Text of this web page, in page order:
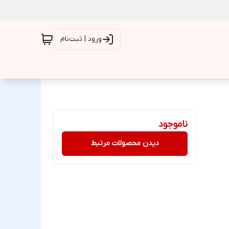
ورود | ثبت‌نام
ناموجود
دیدن محصولات مرتبط